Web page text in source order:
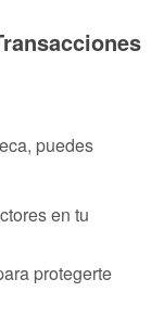
puedes
en tu
protegerte